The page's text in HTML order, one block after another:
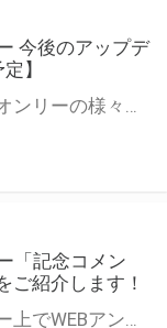
今後のアップデ
】
とらのあなでは、WEBオンリーの様々な支援を実施しています。 今回は2021年9月に実装を予定しているアップデート情報についてご紹介いたします。 とらのあなWEBオンリーサイトはこちら
「記念コメン
ご紹介します！
とらのあなWEBオンリー上でWEBアンソロジーが作成できる「記念コメント」について、その使い方や作成手順を解説します！ 支援タイプを「サークル参加型」「サークル参加型・マルシェ(イベント会場)機能付き」でお申し込みいただいている主催者様はぜひご活用ください♪ とらのあなWEBオンリーサイトはこちら